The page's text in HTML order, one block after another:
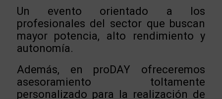
Un evento orientado a los
profesionales del sector que buscan
mayor potencia, alto rendimiento y
autonomía.
Además, en proDAY ofreceremos
asesoramiento toltamente
personalizado para la realización de